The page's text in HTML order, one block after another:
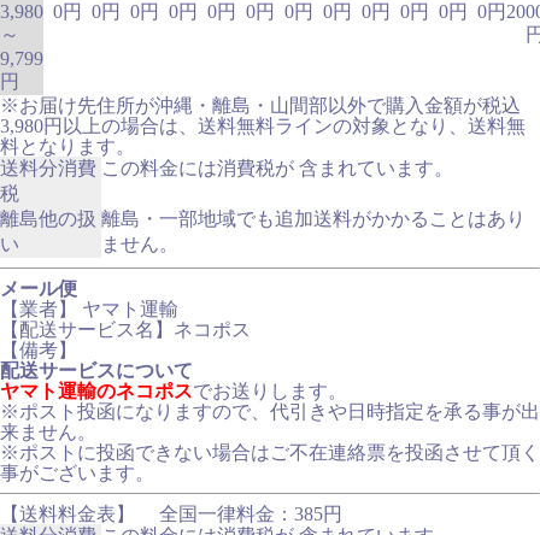
3,980
～
9,799
円
0円 0円 0円 0円 0円 0円 0円 0円 0円 0円 0円 0円
※お届け先住所が沖縄・離島・山間部以外で購入金額が税込
3,980円以上の場合は、送料無料ラインの対象となり、送料無
料となります。
送料分消費
税
この料金には消費税が 含まれています。
離島他の扱
い
離島・一部地域でも追加送料がかかることはあり
ません。
メール便
【業者】 ヤマト運輸
【配送サービス名】ネコポス
【備考】
配送サービスについて
ヤマト運輸のネコポスでお送りします。
※ポスト投函になりますので、代引きや日時指定を承る事が出
来ません。
※ポストに投函できない場合はご不在連絡票を投函させて頂く
事がございます。
【送料料金表】
全国一律料金：385円